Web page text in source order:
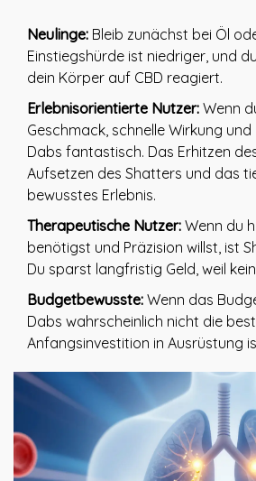
Neulinge: Bleib zunächst bei Öl
Einstiegshürde ist niedriger, und
dein Körper auf CBD reagiert.
Erlebnisorientierte Nutzer: Wenn
Geschmack, schnelle Wirkung
Dabs fantastisch. Das Erhitzen
Aufsetzen des Shatters und das
bewusstes Erlebnis.
Therapeutische Nutzer: Wenn du
benötigst und Präzision willst, ist
Du sparst langfristig Geld, weil
Budgetbewusste: Wenn das
Dabs wahrscheinlich nicht die
Anfangsinvestition in Ausrüstung